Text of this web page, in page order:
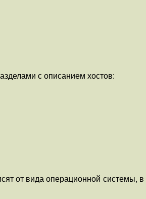
с описанием хостов:
от вида операционной системы,